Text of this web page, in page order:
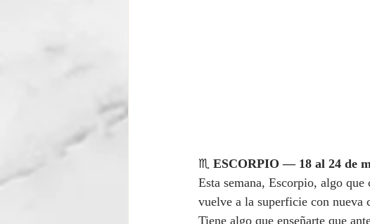
♏ ESCORPIO — 18 al 24 de
Esta semana, Escorpio, algo
vuelve a la superficie con